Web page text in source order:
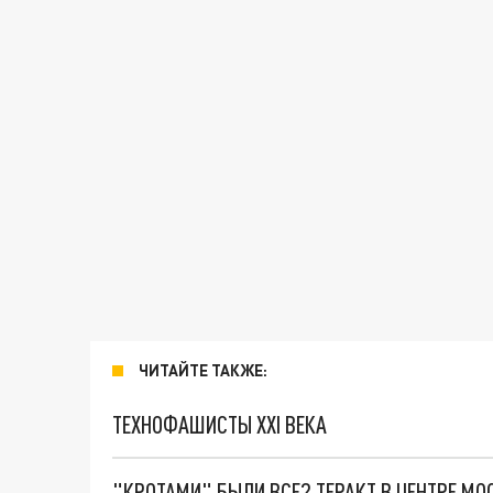
ЧИТАЙТЕ ТАКЖЕ:
ТЕХНОФАШИСТЫ XXI ВЕКА